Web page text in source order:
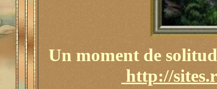
Un moment de
http://